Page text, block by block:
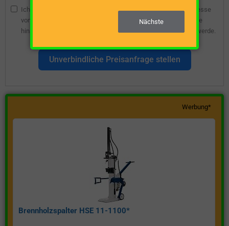
Ich bin damit einverstanden, dass die angegebene E-Mail-Adresse
vom Webseitenbetreiber gespeichert wird, damit ich über diese
hinsichtlich eines unverbindlichen Preisangebots kontaktiert werde.
Unverbindliche Preisanfrage stellen
Werbung*
Brennholzspalter HSE 11-1100*
Nächste